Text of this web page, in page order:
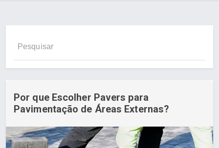
Por que Escolher Pavers para
Pavimentação de Áreas Externas?